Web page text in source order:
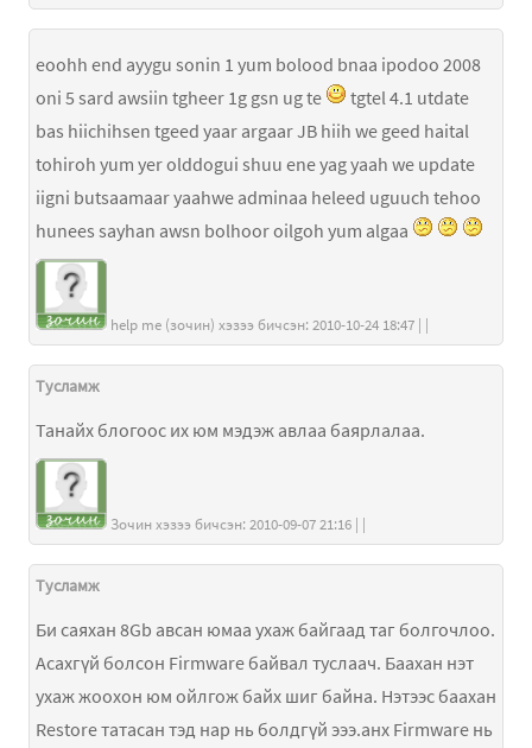
eoohh end ayygu sonin 1 yum bolood bnaa ipodoo 2008
oni 5 sard awsiin tgheer 1g gsn ug te
tgtel 4.1 utdate
bas hiichihsen tgeed yaar argaar JB hiih we geed haital
tohiroh yum yer olddogui shuu ene yag yaah we update
iigni butsaamaar yaahwe adminaa heleed uguuch tehoo
hunees sayhan awsn bolhoor oilgoh yum algaa
help me (зочин) хэзээ бичсэн: 2010-10-24 18:47 | |
Тусламж
Танайх блогоос их юм мэдэж авлаа баярлалаа.
Зочин хэзээ бичсэн: 2010-09-07 21:16 | |
Тусламж
Би саяхан 8Gb авсан юмаа ухаж байгаад таг болгочлоо.
Асахгүй болсон Firmware байвал туслаач. Баахан нэт
ухаж жоохон юм ойлгож байх шиг байна. Нэтээс баахан
Restore татасан тэд нар нь болдгүй эээ.анх Firmware нь